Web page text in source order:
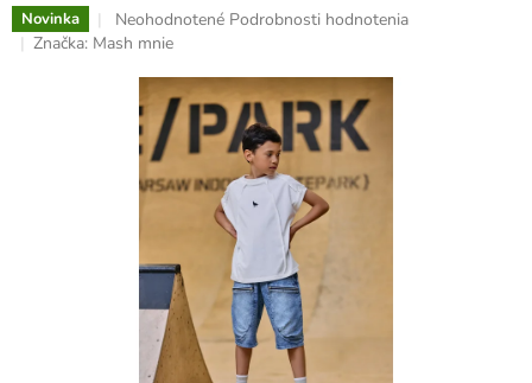
Novinka
Priemerné
hodnotenie
hviezdičiek.
Neohodnotené Podrobnosti hodnotenia
Značka: Mash mnie